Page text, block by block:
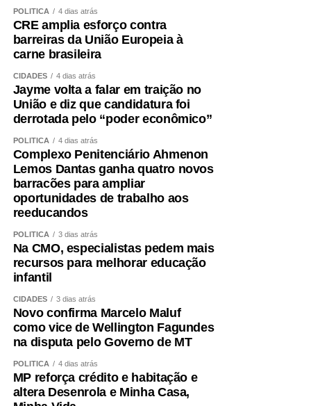
Caminhar é importante, mas pode não ser suficiente para
preservar ou recuperar massa muscular. Exercícios
resistidos, progressivos e individualizados são
fundamentais.
A alimentação também precisa garantir quantidade
adequada de proteínas e energia, distribuídas ao longo
do dia e ajustadas à idade, função renal, rotina e
condição clínica.
Além disso, é essencial tratar fatores que aceleram a
perda muscular e o envelhecimento vascular, como
sedentarismo, diabetes, hipertensão, alterações do sono,
tabagismo e obesidade visceral.
Envelhecer bem ,exige
preservar força
A obesidade sarcopênica mostra por que o cuidado não
pode ser fragmentado. Peso, metabolismo, coração,
músculo e cérebro fazem parte do mesmo sistema.
Entendemos que o acompanhamento precisa ir além da
balança. Avaliamos composição corporal, força, risco
POLÍTICA 4 dias atrás
CRE amplia esforço contra
barreiras da União Europeia à
carne brasileira
CIDADES 4 dias atrás
Jayme volta a falar em traição no
União e diz que candidatura foi
derrotada pelo “poder econômico”
POLÍTICA 4 dias atrás
Complexo Penitenciário Ahmenon
Lemos Dantas ganha quatro novos
barracões para ampliar
oportunidades de trabalho aos
reeducandos
POLÍTICA 3 dias atrás
Na CMO, especialistas pedem mais
recursos para melhorar educação
infantil
CIDADES 3 dias atrás
Novo confirma Marcelo Maluf
como vice de Wellington Fagundes
na disputa pelo Governo de MT
POLÍTICA 4 dias atrás
MP reforça crédito e habitação e
altera Desenrola e Minha Casa,